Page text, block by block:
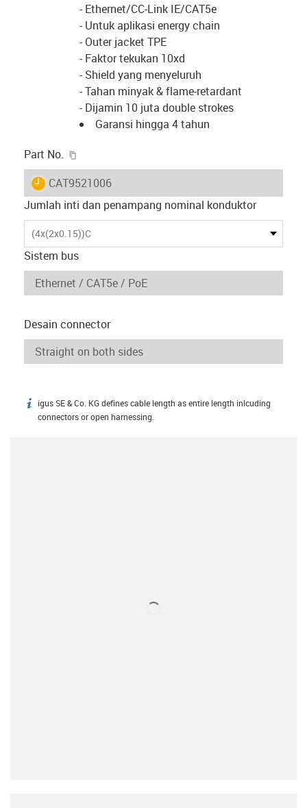
- Ethernet/CC-Link IE/CAT5e
- Untuk aplikasi energy chain
- Outer jacket TPE
- Faktor tekukan 10xd
- Shield yang menyeluruh
- Tahan minyak & flame-retardant
- Dijamin 10 juta double strokes
Garansi hingga 4 tahun
Part No.
igus-icon-lieferzeit
CAT9521006
Jumlah inti dan penampang nominal konduktor
(4x(2x0.15))C
Sistem bus
Desain connector
igus-icon-info
igus SE & Co. KG defines cable length as entire length inlcuding
connectors or open harnessing.